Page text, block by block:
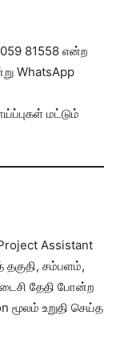
81558 என்ற
WhatsApp
மட்டும்
Assistant
சம்பளம்,
தேதி போன்ற
உறுதி செய்த